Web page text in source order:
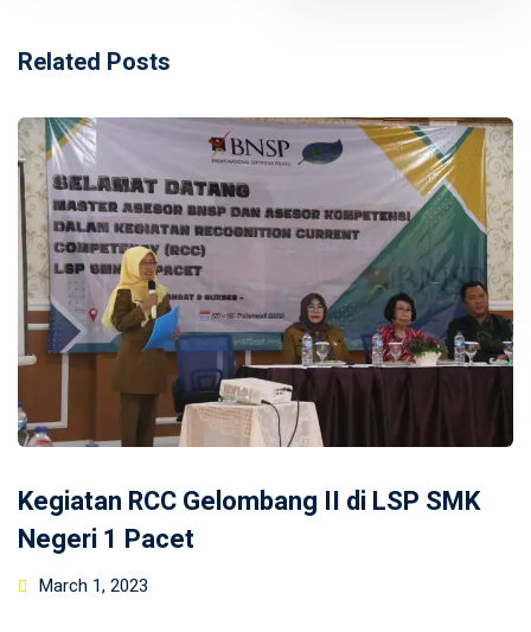
Related Posts
Kegiatan RCC Gelombang II di LSP SMK
Negeri 1 Pacet
Posted
March 1, 2023